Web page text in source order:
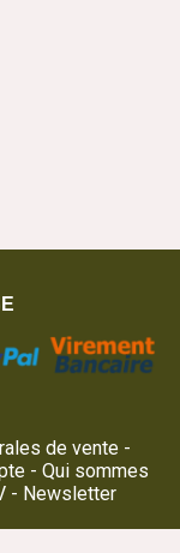
de vente
Qui sommes
Newsletter